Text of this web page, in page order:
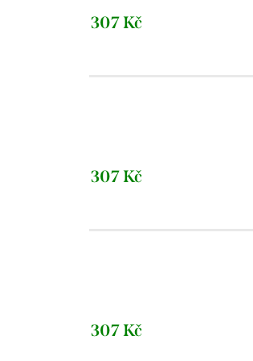
307 Kč
307 Kč
307 Kč